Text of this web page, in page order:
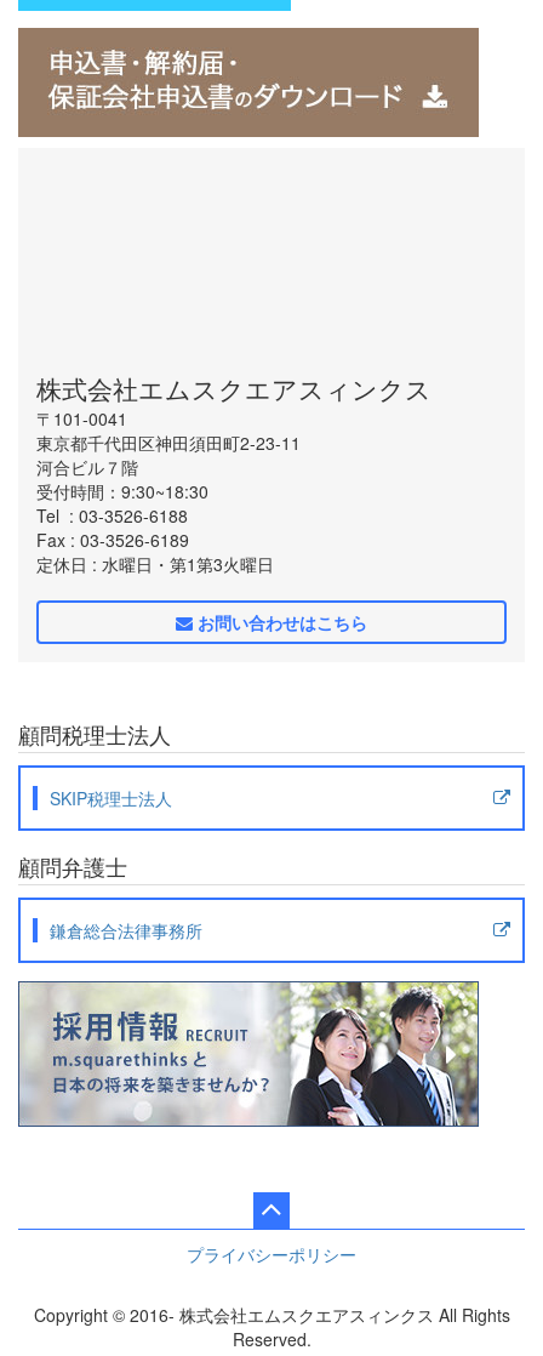
株式会社エムスクエアスィンクス
〒101-0041
東京都千代田区神田須田町2-23-11
河合ビル７階
受付時間：9:30~18:30
Tel : 03-3526-6188
Fax : 03-3526-6189
定休日 : 水曜日・第1第3火曜日
お問い合わせはこちら
顧問税理士法人
SKIP税理士法人
顧問弁護士
鎌倉総合法律事務所
プライバシーポリシー
Copyright © 2016- 株式会社エムスクエアスィンクス All Rights
Reserved.